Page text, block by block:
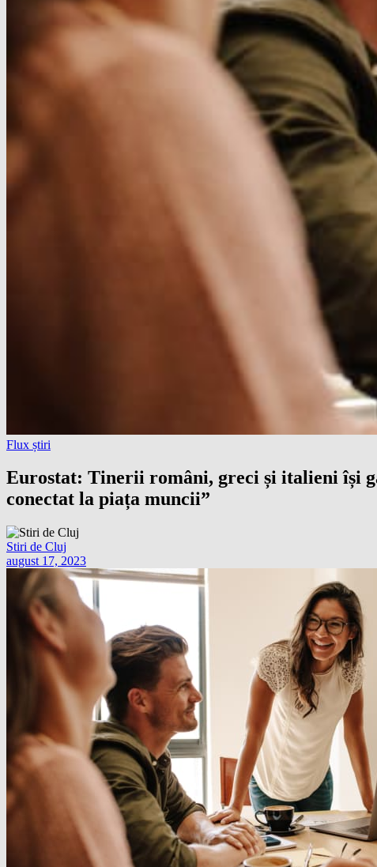
Flux știri
Eurostat: Tinerii români, greci și italieni își
conectat la piața muncii”
Stiri de Cluj
august 17, 2023